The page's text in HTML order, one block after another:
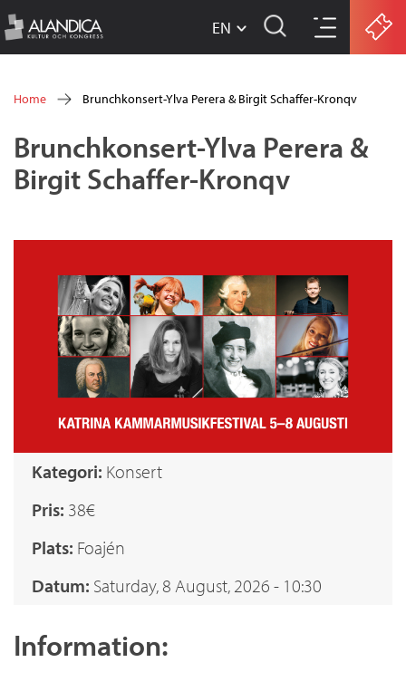
main
content
w
w
a
a
EN
You
are
here
Home Brunchkonsert-Ylva Perera & Birgit Schaffer-Kronqv
Brunchkonsert-Ylva Perera &
Birgit Schaffer-Kronqv
Kategori: Konsert
Pris: 38€
Plats: Foajén
Datum: Saturday, 8 August, 2026 - 10:30
Information: